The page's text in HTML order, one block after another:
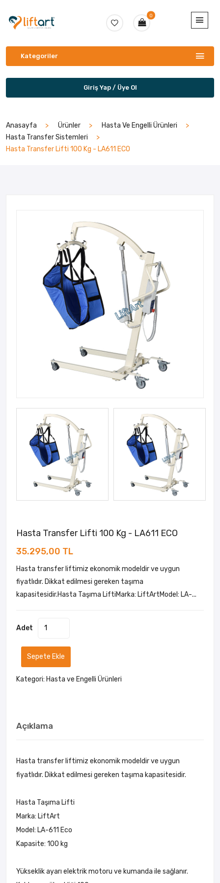
0
Kategoriler
Giriş Yap / Üye Ol
Anasayfa Ürünler
Hasta Ve Engelli Ürünleri
Hasta Transfer Sistemleri
Hasta Transfer Lifti 100 Kg - LA611 ECO
Hasta Transfer Lifti 100 Kg - LA611 ECO
35.295,00 TL
Hasta transfer liftimiz ekonomik modeldir ve uygun
fiyatlıdır. Dikkat edilmesi gereken taşıma
kapasitesidir.Hasta Taşıma LiftiMarka: LiftArtModel: LA-...
Adet
Sepete Ekle
Kategori: Hasta ve Engelli Ürünleri
Açıklama
Hasta transfer liftimiz ekonomik modeldir ve uygun
fiyatlıdır. Dikkat edilmesi gereken taşıma kapasitesidir.
Hasta Taşıma Lifti
Marka: LiftArt
Model: LA-611 Eco
Kapasite: 100 kg
Yükseklik ayarı elektrik motoru ve kumanda ile sağlanır.